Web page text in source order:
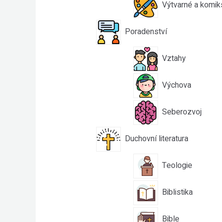
Výtvarné a
Poradenství
Vztahy
Výchova
Seberozvoj
Duchovní literatura
Teologie
Biblistika
Bible